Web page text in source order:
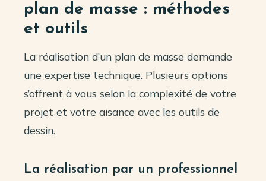
plan de masse : méthodes
et outils
La réalisation d’un plan de masse demande
une expertise technique. Plusieurs options
s’offrent à vous selon la complexité de votre
projet et votre aisance avec les outils de
dessin.
La réalisation par un professionnel